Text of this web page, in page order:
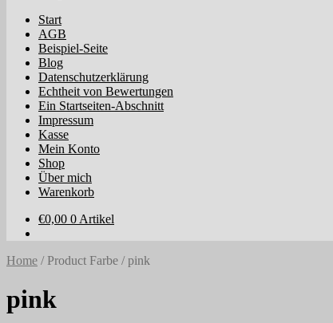
Start
AGB
Beispiel-Seite
Blog
Datenschutzerklärung
Echtheit von Bewertungen
Ein Startseiten-Abschnitt
Impressum
Kasse
Mein Konto
Shop
Über mich
Warenkorb
€0,00 0 Artikel
Home / Product Farbe /pink
pink